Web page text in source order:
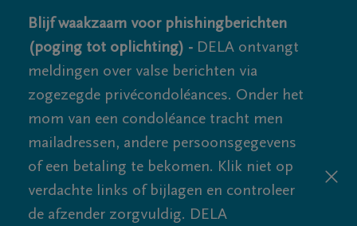
Blijf waakzaam voor phishingberichten
(poging tot oplichting) - DELA ontvangt
meldingen over valse berichten via
zogezegde privécondoléances. Onder het
mom van een condoléance tracht men
mailadressen, andere persoonsgegevens
of een betaling te bekomen. Klik niet op
verdachte links of bijlagen en controleer
de afzender zorgvuldig. DELA